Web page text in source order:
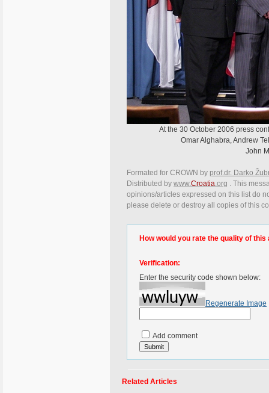
At the 30 October 2006 press
Omar Alghabra, Andrew
John
Formated for CROWN by prof.dr. Darko
Distributed by www.Croatia.org . This
opinions/articles expressed on this list do
please delete or destroy all copies of this
How would you rate the quality of this
Verification:
Enter the security code shown below:
Regenerate Image
Add comment
Related Articles